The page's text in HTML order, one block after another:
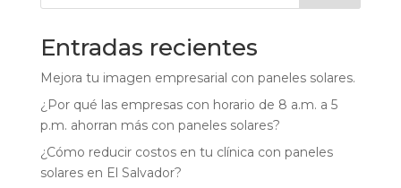
Entradas recientes
Mejora tu imagen empresarial con paneles solares.
¿Por qué las empresas con horario de 8 a.m. a 5
p.m. ahorran más con paneles solares?
¿Cómo reducir costos en tu clínica con paneles
solares en El Salvador?